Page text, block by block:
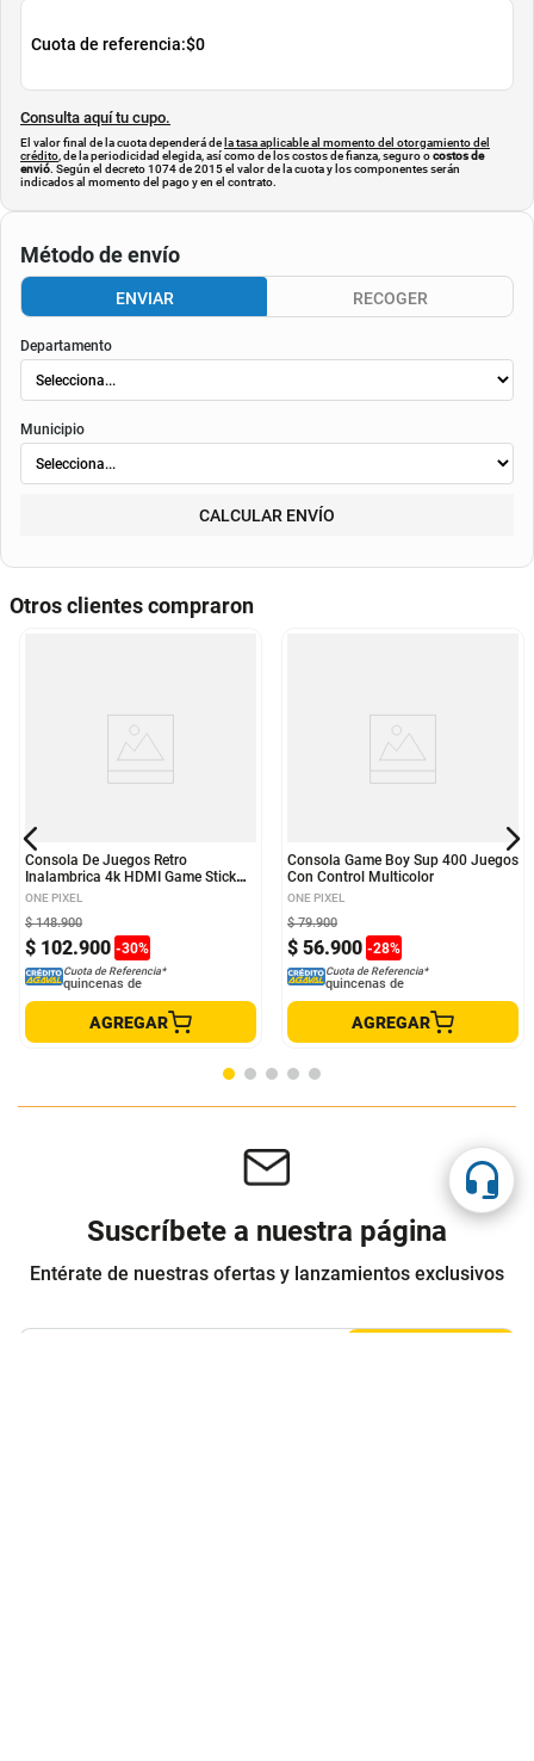
Cuota de referencia:$0
Consulta aquí tu cupo.
El valor final de la cuota dependerá de la tasa aplicable al momento del otorgamiento del
crédito , de la periodicidad elegida, así como de los costos de fianza, seguro ocostos de
envió. Según el decreto 1074 de 2015 el valor de la cuota y los componentes serán
indicados al momento del pago y en el contrato.
Método de envío
ENVIAR RECOGER
Departamento
Municipio
CALCULAR ENVÍO
Otros clientes compraron
Consola De Juegos Retro
Inalambrica 4k HDMI Game Stick
64G 15.000 Juegos
ONE PIXEL
$ 102.900 -30%
$ 148.900
Cuota de Referencia*
quincenas de
AGREGAR
Consola Game Boy Sup 400 Juegos
Con Control Multicolor
ONE PIXEL
$ 56.900 -28%
$ 79.900
Cuota de Referencia*
quincenas de
AGREGAR
Suscríbete a nuestra página
Entérate de nuestras ofertas y lanzamientos exclusivos